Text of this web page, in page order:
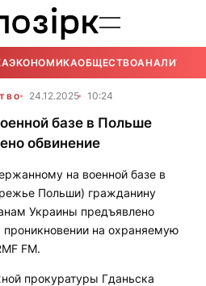
ЭКОНОМИКАОБЩЕСТВОАНАЛИТИКА
24.12.2025 10:24
базе в Польше
обвинение
на военной базе в
Польши) гражданину
Украины предъявлено
проникновении на охраняемую
FM.
прокуратуры Гданьска